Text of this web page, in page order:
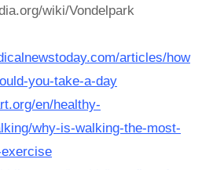
wiki/Vondelpark
articles/how
you-take-a-day
en/healthy-
why-is-walking-the-most-